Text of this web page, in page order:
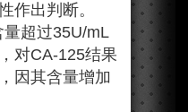
作出判断。
超过35U/mL
对CA-125结果
因其含量增加